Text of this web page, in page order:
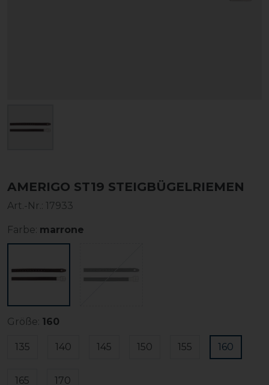
AMERIGO ST19 STEIGBÜGELRIEMEN
Art.-Nr.: 17933
Farbe: marrone
Größe: 160
135 140 145 150 155 160
165 170